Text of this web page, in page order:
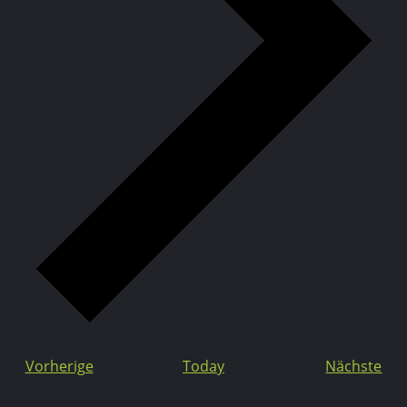
Vorherige Today Nächste